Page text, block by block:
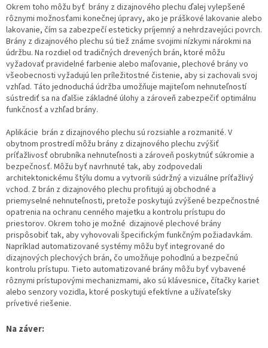
Okrem toho môžu byť brány z dizajnového plechu ďalej vylepšené
rôznymi možnosťami konečnej úpravy, ako je práškové lakovanie alebo
lakovanie, čím sa zabezpečí esteticky príjemný a nehrdzavejúci povrch.
Brány z dizajnového plechu sú tiež známe svojimi nízkymi nárokmi na
údržbu. Na rozdiel od tradičných drevených brán, ktoré môžu
vyžadovať pravidelné farbenie alebo maľovanie, plechové brány vo
všeobecnosti vyžadujú len príležitostné čistenie, aby si zachovali svoj
vzhľad. Táto jednoduchá údržba umožňuje majiteľom nehnuteľností
sústrediť sa na ďalšie základné úlohy a zároveň zabezpečiť optimálnu
funkčnosť a vzhľad brány.
Aplikácie brán z dizajnového plechu sú rozsiahle a rozmanité. V
obytnom prostredí môžu brány z dizajnového plechu zvýšiť
príťažlivosť obrubníka nehnuteľnosti a zároveň poskytnúť súkromie a
bezpečnosť. Môžu byť navrhnuté tak, aby zodpovedali
architektonickému štýlu domu a vytvorili súdržný a vizuálne príťažlivý
vchod. Z brán z dizajnového plechu profitujú aj obchodné a
priemyselné nehnuteľnosti, pretože poskytujú zvýšené bezpečnostné
opatrenia na ochranu cenného majetku a kontrolu prístupu do
priestorov. Okrem toho je možné dizajnové plechové brány
prispôsobiť tak, aby vyhovovali špecifickým funkčným požiadavkám.
Napríklad automatizované systémy môžu byť integrované do
dizajnových plechových brán, čo umožňuje pohodlnú a bezpečnú
kontrolu prístupu. Tieto automatizované brány môžu byť vybavené
rôznymi prístupovými mechanizmami, ako sú klávesnice, čítačky kariet
alebo senzory vozidla, ktoré poskytujú efektívne a užívateľsky
prívetivé riešenie.
Na záver: